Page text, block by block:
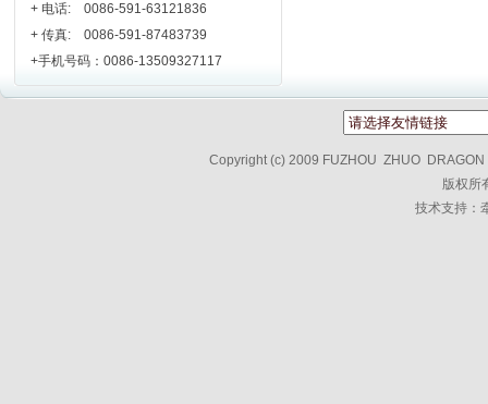
+ 电话: 0086-591-63121836
+ 传真: 0086-591-87483739
+手机号码：0086-13509327117
Copyright (c) 2009 FUZHOU ZHUO
版权所
技术支持：